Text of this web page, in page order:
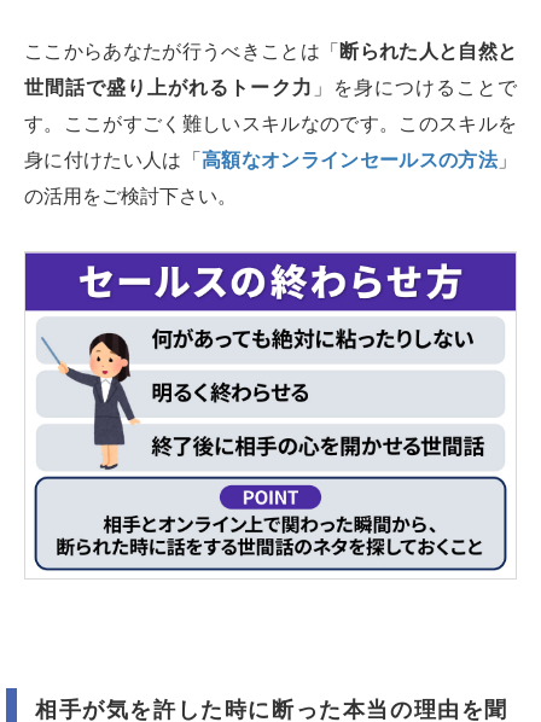
ここからあなたが行うべきことは「 断られた人と自然と
世間話で盛り上がれるトーク力 」を身につけることで
す。ここがすごく難しいスキルなのです。このスキルを
身に付けたい人は「 高額なオンラインセールスの方法」
の活用をご検討下さい。
相手が気を許した時に断った本当の理由を聞